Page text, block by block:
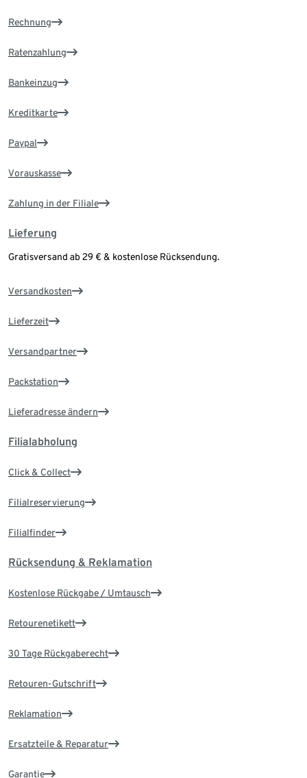
Rechnung
Ratenzahlung
Bankeinzug
Kreditkarte
Paypal
Vorauskasse
Zahlung in der Filiale
Lieferung
Gratisversand ab 29 € & kostenlose Rücksendung.
Versandkosten
Lieferzeit
Versandpartner
Packstation
Lieferadresse ändern
Filialabholung
Click & Collect
Filialreservierung
Filialfinder
Rücksendung & Reklamation
Kostenlose Rückgabe / Umtausch
Retourenetikett
30 Tage Rückgaberecht
Retouren-Gutschrift
Reklamation
Ersatzteile & Reparatur
Garantie